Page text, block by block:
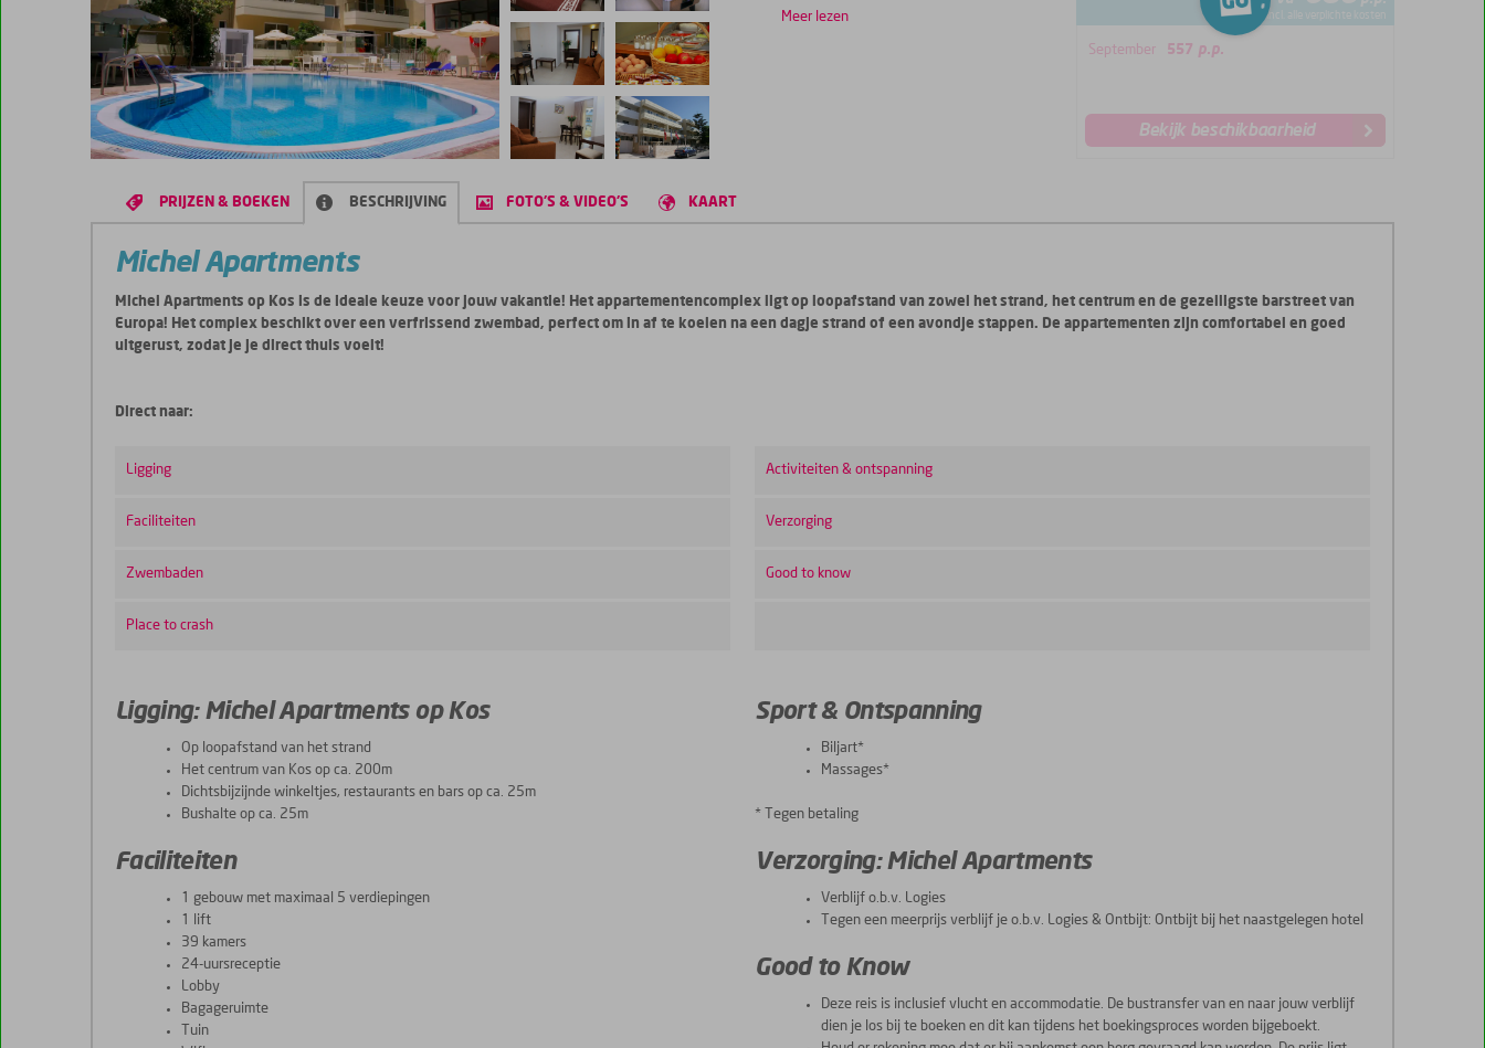
Meer lezen *incl. alle verplichte kosten
September 557 p.p.
Bekijk beschikbaarheid
PRIJZEN & BOEKEN BESCHRIJVING FOTO'S & VIDEO'S KAART
Michel Apartments
Michel Apartments op Kos is de ideale keuze voor jouw vakantie! Het appartementencomplex ligt op loopafstand van zowel het strand, het centrum en de gezelligste barstreet van
Europa! Het complex beschikt over een verfrissend zwembad, perfect om in af te koelen na een dagje strand of een avondje stappen. De appartementen zijn comfortabel en goed
uitgerust, zodat je je direct thuis voelt!
Direct naar:
Ligging
Faciliteiten
Zwembaden
Place to crash
Activiteiten & ontspanning
Verzorging
Good to know
Ligging: Michel Apartments op Kos
Op loopafstand van het strand
Het centrum van Kos op ca. 200m
Dichtsbijzijnde winkeltjes, restaurants en bars op ca. 25m
Bushalte op ca. 25m
Faciliteiten
1 gebouw met maximaal 5 verdiepingen
1 lift
39 kamers
24-uursreceptie
Lobby
Bagageruimte
Tuin
Sport & Ontspanning
Biljart*
Massages*
* Tegen betaling
Verzorging: Michel Apartments
Verblijf o.b.v. Logies
Tegen een meerprijs verblijf je o.b.v. Logies & Ontbijt: Ontbijt bij het naastgelegen hotel
Good to Know
Deze reis is inclusief vlucht en accommodatie. De bustransfer van en naar jouw verblijf
dien je los bij te boeken en dit kan tijdens het boekingsproces worden bijgeboekt.